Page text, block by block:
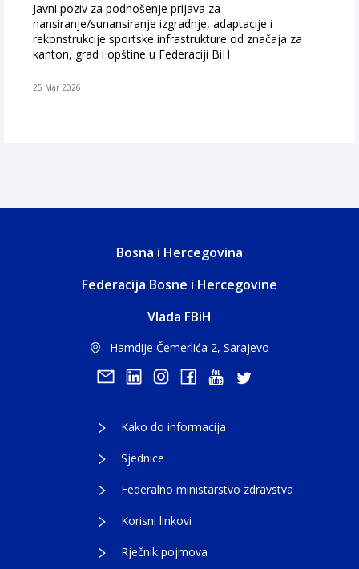
Javni poziv za podnošenje prijava za
finansiranje/sufinansiranje izgradnje, adaptacije i
rekonstrukcije sportske infrastrukture od značaja za
kanton, grad i opštine u Federaciji BiH
25 Mar 2026
Bosna i Hercegovina
Federacija Bosne i Hercegovine
Vlada FBiH
Hamdije Čemerlića 2, Sarajevo
Kako do informacija
Sjednice
Federalno ministarstvo zdravstva
Korisni linkovi
Rječnik pojmova